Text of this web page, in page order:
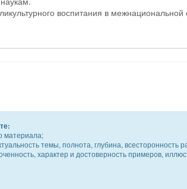
воспитания в
материала;
темы, полнота, глубина, всесторонность
характер и достоверность примеров,